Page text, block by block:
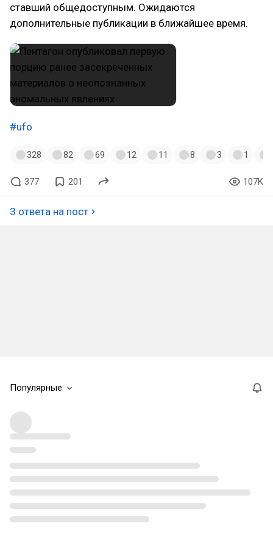
ставший общедоступным. Ожидаются
дополнительные публикации в ближайшее время.
#ufo
328 82 69 12 11 8 3 1
377 201 107K
3 ответа на пост
Популярные